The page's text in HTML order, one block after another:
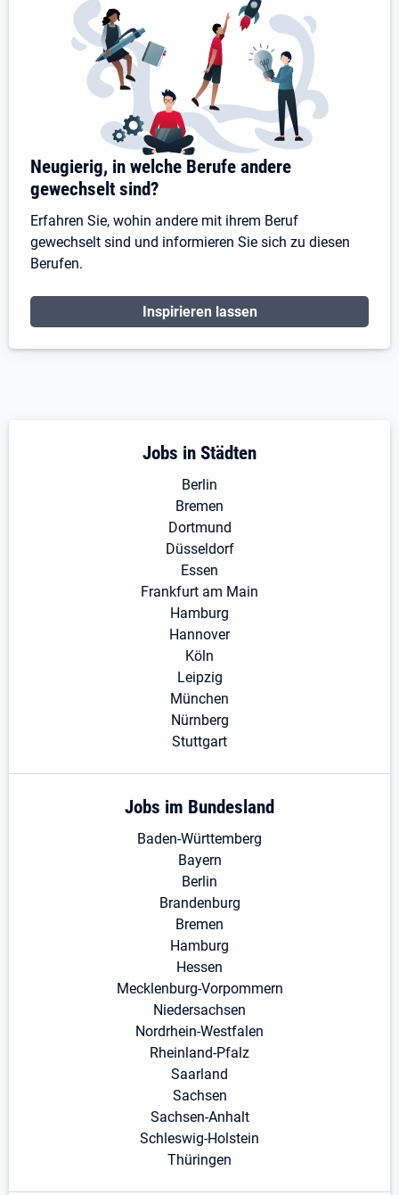
Neugierig, in welche Berufe andere
gewechselt sind?
Erfahren Sie, wohin andere mit ihrem Beruf
gewechselt sind und informieren Sie sich zu diesen
Berufen.
Inspirieren lassen
Jobs in Städten
Berlin
Bremen
Dortmund
Düsseldorf
Essen
Frankfurt am Main
Hamburg
Hannover
Köln
Leipzig
München
Nürnberg
Stuttgart
Jobs im Bundesland
Baden-Württemberg
Bayern
Berlin
Brandenburg
Bremen
Hamburg
Hessen
Mecklenburg-Vorpommern
Niedersachsen
Nordrhein-Westfalen
Rheinland-Pfalz
Saarland
Sachsen
Sachsen-Anhalt
Schleswig-Holstein
Thüringen